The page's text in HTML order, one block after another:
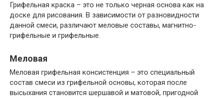
Грифельная краска – это не только черная основа как на
доске для рисования. В зависимости от разновидности
данной смеси, различают меловые составы, магнитно-
грифельные и грифельные.
Меловая
Меловая грифельная консистенция – это специальный
состав смеси из грифельной основы, которая после
высыхания становится шершавой и матовой, пригодной